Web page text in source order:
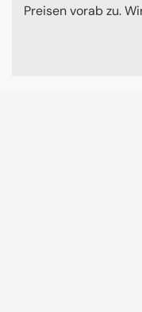
Preisen vorab zu.